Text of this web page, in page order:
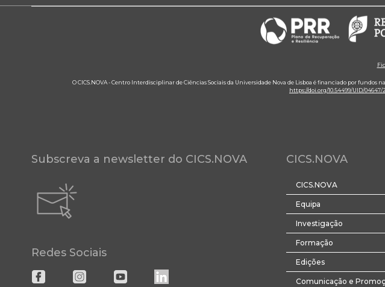
O CICS.NOVA - Centro Interdisciplinar de Ciências Sociais da Universidade Nova de Lisboa é financiado por fundos
https://doi.org/10.54499/UID/04647/
Subscreva a newsletter do CICS.NOVA
Redes Sociais
CICS.NOVA
CICS.NOVA
Equipa
Investigação
Formação
Edições
Comunicação e